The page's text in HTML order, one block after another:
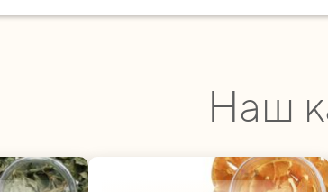
Наш